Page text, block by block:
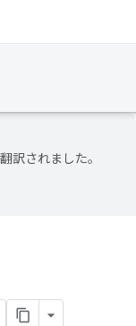
訳されました。